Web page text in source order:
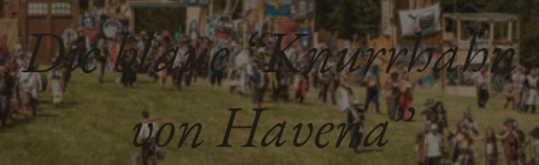
Die blaue “Knurrhahn
von Havena”